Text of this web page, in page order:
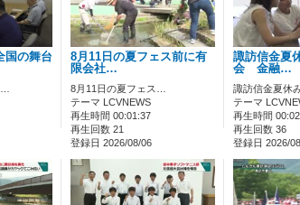
国の舞台
8月11日の夏フェス前に有
限会社…
8月11日の夏フェス…
テーマ LCVNEWS
再生時間 00:01:37
再生回数 21
登録日 2026/08/06
諏訪信金夏
会 金融…
諏訪信金夏休
テーマ
再生時間
再生回数 36
登録日 2026/